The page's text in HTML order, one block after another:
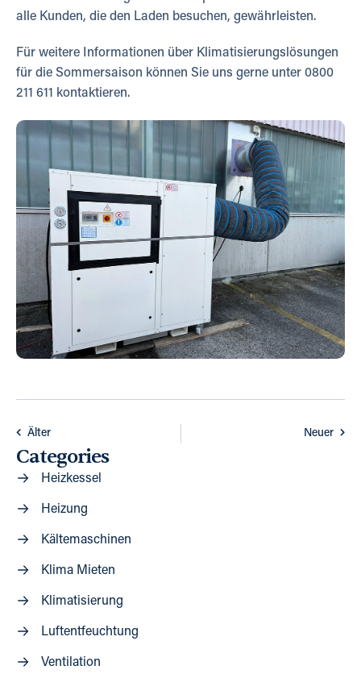
alle Kunden, die den Laden besuchen, gewährleisten.
Für weitere Informationen über Klimatisierungslösungen
für die Sommersaison können Sie uns gerne unter 0800
211 611 kontaktieren.
Älter Neuer
Categories
Heizkessel
Heizung
Kältemaschinen
Klima Mieten
Klimatisierung
Luftentfeuchtung
Ventilation